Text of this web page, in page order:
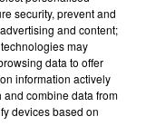
security, prevent and
and content;
may
data to offer
information actively
combine data from
devices based on